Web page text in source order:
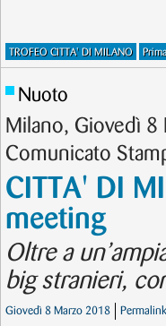
TROFEO CITTA' DI MILANO
Nuoto
Milano, Giovedì
Comunicato
CITTA' DI
meeting
Oltre a
big stranieri,
Giovedì 8 Marzo 2018 Permalink